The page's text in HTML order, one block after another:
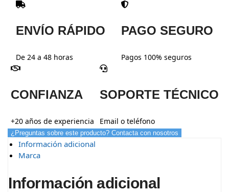
ENVÍO RÁPIDO
De 24 a 48 horas
PAGO SEGURO
Pagos 100% seguros
CONFIANZA
+20 años de experiencia
SOPORTE TÉCNICO
Email o teléfono
¿Preguntas sobre este producto? Contacta con nosotros
Información adicional
Marca
Información adicional